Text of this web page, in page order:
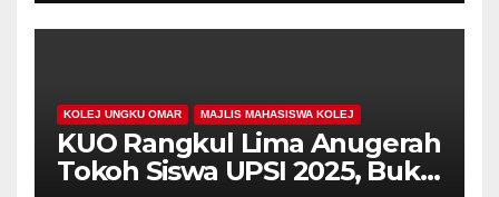
KOLEJ UNGKU OMAR MAJLIS MAHASISWA KOLEJ
KUO Rangkul Lima Anugerah
Tokoh Siswa UPSI 2025, Bukti